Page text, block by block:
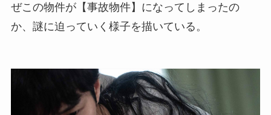
ぜこの物件が【事故物件】になってしまったの
か、謎に迫っていく様子を描いている。